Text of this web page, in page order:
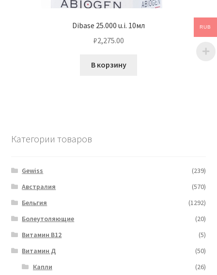
Dibase 25.000 u.i. 10мл
₽2,275.00
В корзину
Категории товаров
Gewiss
(239)
Австралия
(570)
Бельгия
(1292)
Болеутоляющие
(20)
Витамин B12
(5)
Витамин Д
(50)
Капли
(26)
RUB